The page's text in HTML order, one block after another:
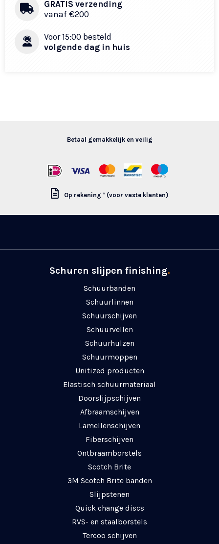
GRATIS verzending
vanaf €200​
Voor 15:00 besteld
volgende dag in huis
Betaal gemakkelijk en veilig
Op rekening * (voor vaste klanten)
Schuren slijpen finishing.
Schuurbanden
Schuurlinnen
Schuurschijven
Schuurvellen
Schuurhulzen
Schuurmoppen
Unitized producten
Elastisch schuurmateriaal
Doorslijpschijven
Afbraamschijven
Lamellenschijven
Fiberschijven
Ontbraamborstels
Scotch Brite
3M Scotch Brite banden
Slijpstenen
Quick change discs
RVS- en staalborstels
Tercoo schijven